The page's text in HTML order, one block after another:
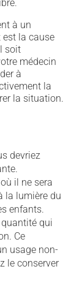
à un
est la cause
soit
médecin
à
la
la situation.
devriez
il ne sera
la lumière du
enfants.
qui
Ce
usage non-
le conserver